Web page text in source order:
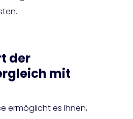
der
mit
ermöglicht es Ihnen,